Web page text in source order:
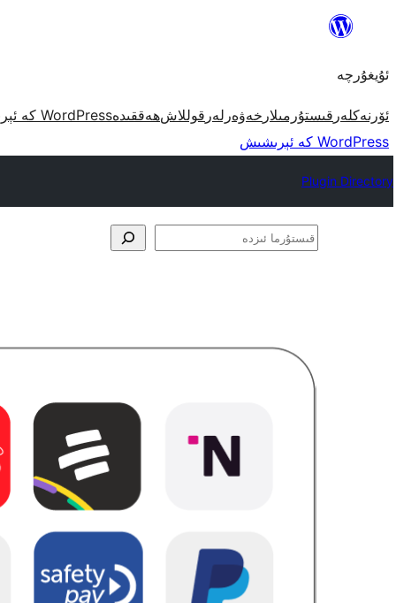
مەزمۇنغا
ئۇيغۇرچە
ئۆرنەكلەر قىستۇرمىلار خەۋەرلەر قوللاشھەققىدەWordPress كە ئېرىشىش
WordPress كە ئېرىشىش
Plugin Directory
قىستۇرما